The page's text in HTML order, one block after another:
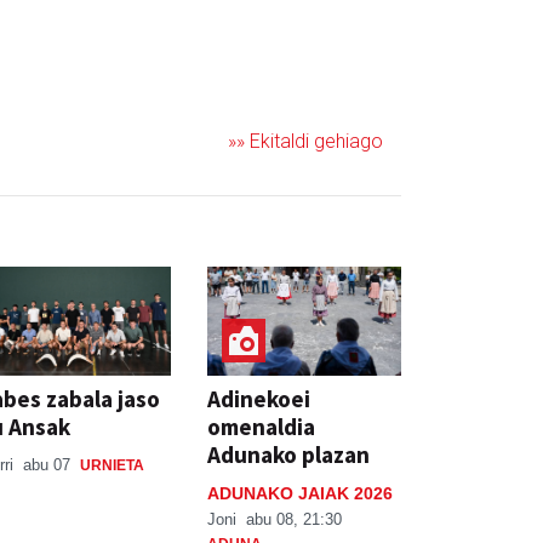
»» Ekitaldi gehiago
zabala jaso
Ansak
abu 07 URNIETA
Adinekoei
omenaldia
Adunako plazan
ADUNAKO JAIAK 2026
Joni abu 08, 21:30